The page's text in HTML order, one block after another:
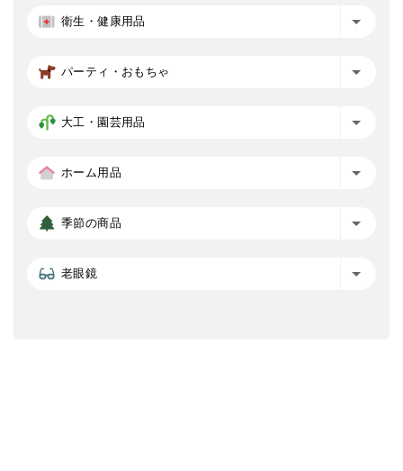
衛生・健康用品
パーティ・おもちゃ
大工・園芸用品
ホーム用品
季節の商品
老眼鏡